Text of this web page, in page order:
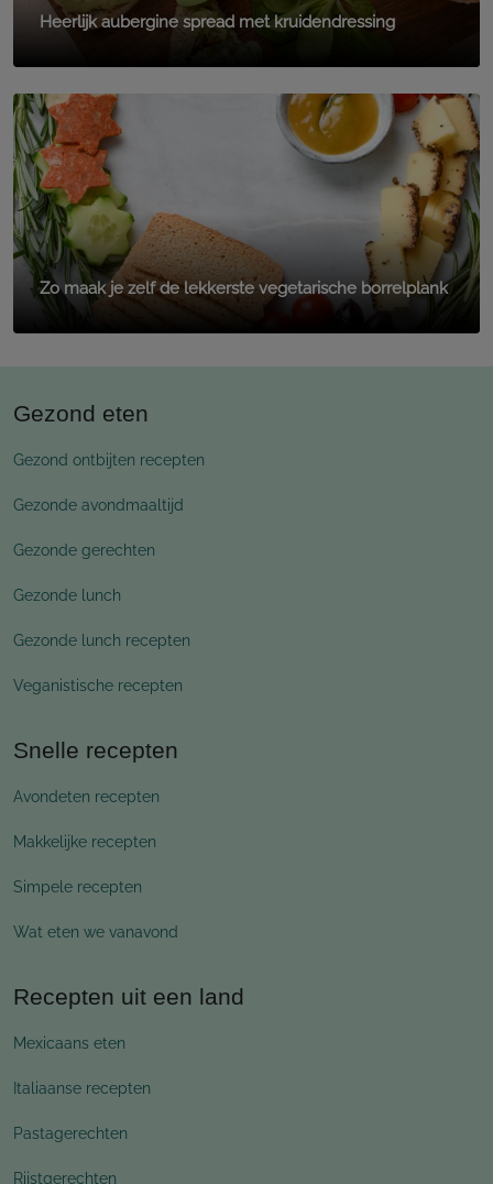
Heerlijk aubergine spread met kruidendressing
Zo maak je zelf de lekkerste vegetarische borrelplank
Gezond eten
Gezond ontbijten recepten
Gezonde avondmaaltijd
Gezonde gerechten
Gezonde lunch
Gezonde lunch recepten
Veganistische recepten
Snelle recepten
Avondeten recepten
Makkelijke recepten
Simpele recepten
Wat eten we vanavond
Recepten uit een land
Mexicaans eten
Italiaanse recepten
Pastagerechten
Rijstgerechten